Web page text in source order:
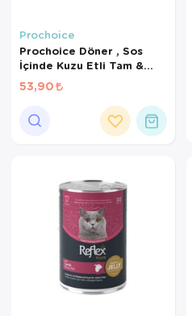
Prochoice
Prochoice Döner , Sos
İçinde Kuzu Etli Tam &
Dengeli Yetişkin Kedi
Maması 70 gr
53,90